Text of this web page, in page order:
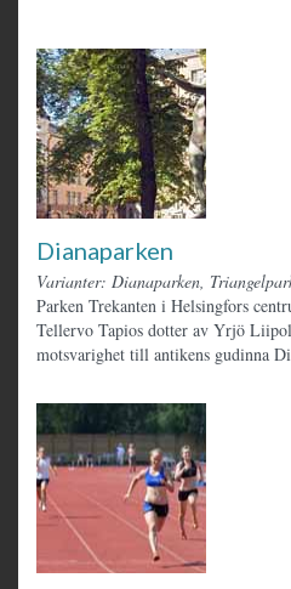
Dianaparken
Varianter: Dianaparken,
Parken Trekanten i Helsingfors
Tellervo Tapios dotter av Yrjö
motsvarighet till antikens gudinna